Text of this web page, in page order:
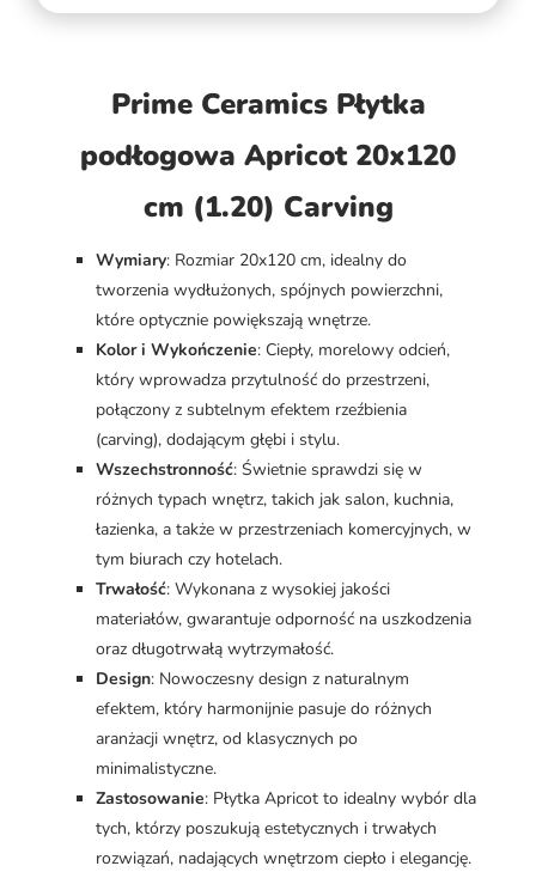
Prime Ceramics Płytka
podłogowa Apricot 20x120
cm (1.20) Carving
Wymiary: Rozmiar 20x120 cm, idealny do
tworzenia wydłużonych, spójnych powierzchni,
które optycznie powiększają wnętrze.
Kolor i Wykończenie: Ciepły, morelowy odcień,
który wprowadza przytulność do przestrzeni,
połączony z subtelnym efektem rzeźbienia
(carving), dodającym głębi i stylu.
Wszechstronność: Świetnie sprawdzi się w
różnych typach wnętrz, takich jak salon, kuchnia,
łazienka, a także w przestrzeniach komercyjnych, w
tym biurach czy hotelach.
Trwałość: Wykonana z wysokiej jakości
materiałów, gwarantuje odporność na uszkodzenia
oraz długotrwałą wytrzymałość.
Design: Nowoczesny design z naturalnym
efektem, który harmonijnie pasuje do różnych
aranżacji wnętrz, od klasycznych po
minimalistyczne.
Zastosowanie: Płytka Apricot to idealny wybór dla
tych, którzy poszukują estetycznych i trwałych
rozwiązań, nadających wnętrzom ciepło i elegancję.